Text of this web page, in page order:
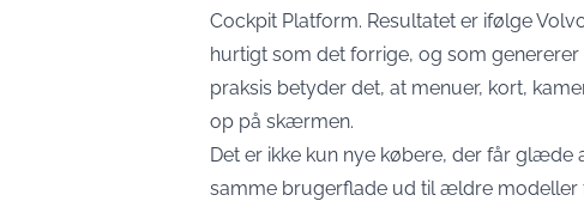
Cockpit Platform. Resultatet er ifølge
hurtigt som det forrige, og som genererer
praksis betyder det, at menuer, kort,
op på skærmen.
Det er ikke kun nye købere, der får glæde
samme brugerflade ud til ældre modeller